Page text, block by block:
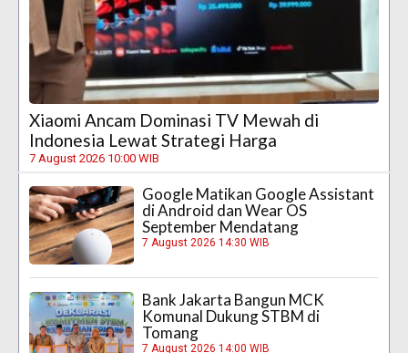
Xiaomi Ancam Dominasi TV Mewah di
Indonesia Lewat Strategi Harga
7 August 2026 10:00 WIB
Google Matikan Google Assistant
di Android dan Wear OS
September Mendatang
7 August 2026 14:30 WIB
Bank Jakarta Bangun MCK
Komunal Dukung STBM di
Tomang
7 August 2026 14:00 WIB